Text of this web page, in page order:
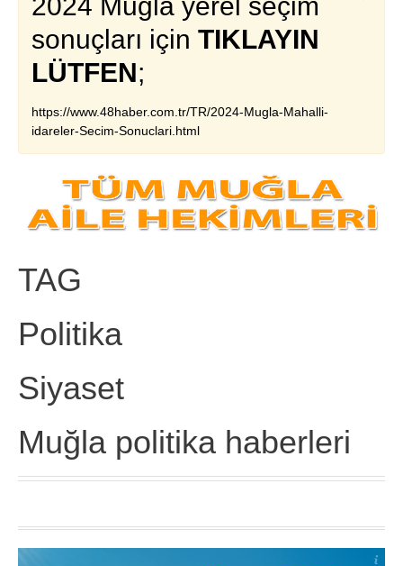
2024 Muğla yerel seçim
sonuçları için TIKLAYIN
LÜTFEN;
https://www.48haber.com.tr/TR/2024-Mugla-Mahalli-
idareler-Secim-Sonuclari.html
TAG
Politika
Siyaset
Muğla politika haberleri